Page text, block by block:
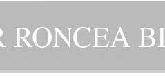
RONCEA